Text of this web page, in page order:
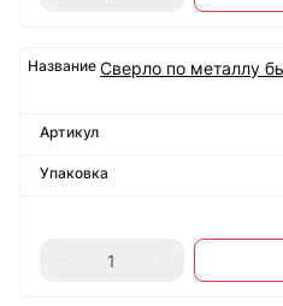
Сверло по металлу